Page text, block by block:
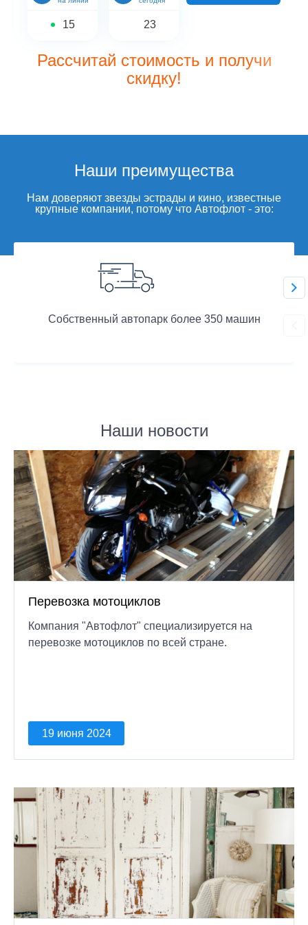
15 23
Рассчитай стоимость и получи
скидку!
Наши преимущества
Нам доверяют звезды эстрады и кино, известные
крупные компании, потому что Автофлот - это:
Собственный автопарк более 350 машин
Наши новости
Перевозка мотоциклов
Компания "Автофлот" специализируется на
перевозке мотоциклов по всей стране.
19 июня 2024
Номер купона
Оставить свой отзыв о нас